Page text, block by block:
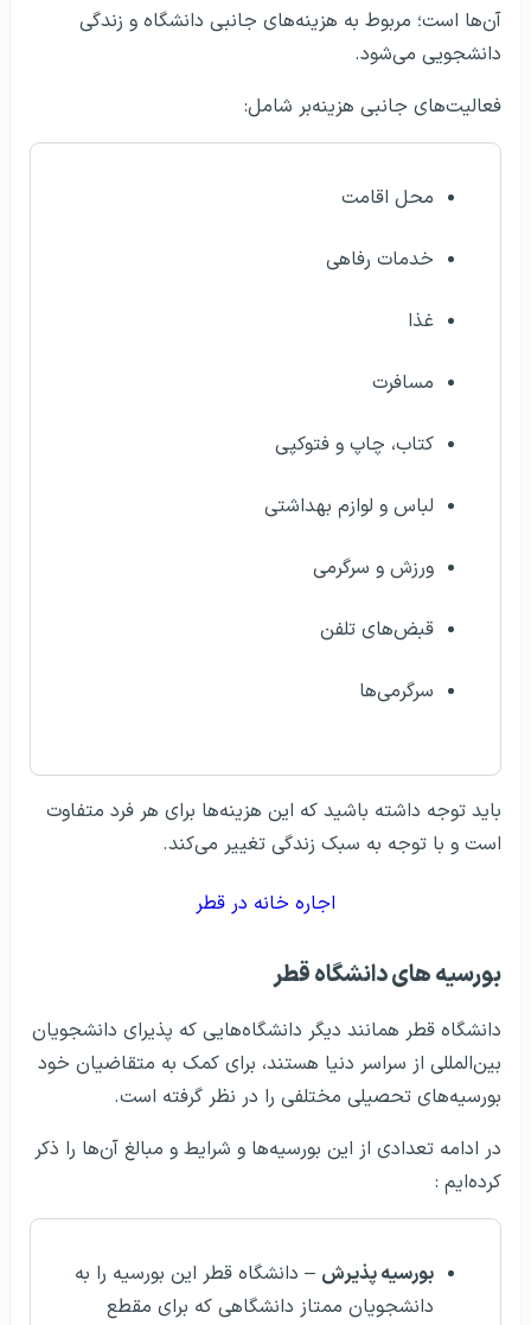
آن‌ها است؛ مربوط به هزینه‌های جانبی دانشگاه و زندگی
دانشجویی می‌شود.
فعالیت‌های جانبی هزینه‌بر شامل:
محل اقامت
خدمات رفاهی
غذا
مسافرت
کتاب، چاپ و فتوکپی
لباس و لوازم بهداشتی
ورزش و سرگرمی
قبض‌های تلفن
سرگرمی‌ها
باید توجه داشته باشید که این هزینه‌ها برای هر فرد متفاوت
است و با توجه به سبک زندگی تغییر می‌کند.
اجاره خانه در قطر
بورسیه‌ های دانشگاه قطر
دانشگاه قطر همانند دیگر دانشگاه‌هایی که پذیرای دانشجویان
بین‌المللی از سراسر دنیا هستند، برای کمک به متقاضیان خود
بورسیه‌های تحصیلی مختلفی را در نظر گرفته است.
در ادامه تعدادی از این بورسیه‌ها و شرایط و مبالغ آن‌ها را ذکر
کرده‌ایم :
بورسیه پذیرش – دانشگاه قطر این بورسیه را به
دانشجویان ممتاز دانشگاهی که برای مقطع